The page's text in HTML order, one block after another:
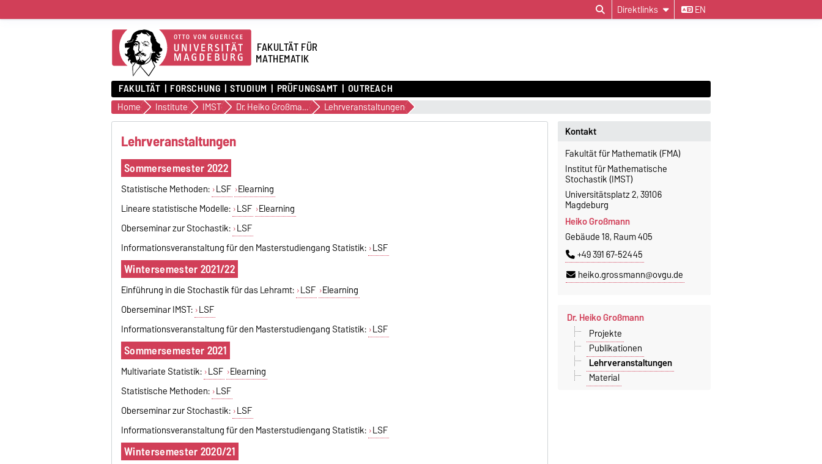
Direktlinks EN
FAKULTÄT FÜR
MATHEMATIK
FAKULTÄT FORSCHUNG STUDIUM PRÜFUNGSAMT OUTREACH
Home Institute IMST Dr. Heiko Großmann Lehrveranstaltungen
Lehrveranstaltungen
Sommersemester 2022
Statistische Methoden: LSF Elearning
Lineare statistische Modelle: LSF Elearning
Oberseminar zur Stochastik: LSF
Informationsveranstaltung für den Masterstudiengang Statistik: LSF
Wintersemester 2021/22
Einführung in die Stochastik für das Lehramt: LSF Elearning
Oberseminar IMST: LSF
Informationsveranstaltung für den Masterstudiengang Statistik: LSF
Sommersemester 2021
Multivariate Statistik: LSF Elearning
Statistische Methoden: LSF
Oberseminar zur Stochastik: LSF
Informationsveranstaltung für den Masterstudiengang Statistik: LSF
Wintersemester 2020/21
Kontakt
Fakultät für Mathematik (FMA)
Institut für Mathematische
Stochastik (IMST)
Universitätsplatz 2, 39106
Magdeburg
Heiko Großmann
Gebäude 18, Raum 405
+49 391 67-52445
heiko.grossmann@ovgu.de
Dr. Heiko Großmann
Projekte
Publikationen
Lehrveranstaltungen
Material